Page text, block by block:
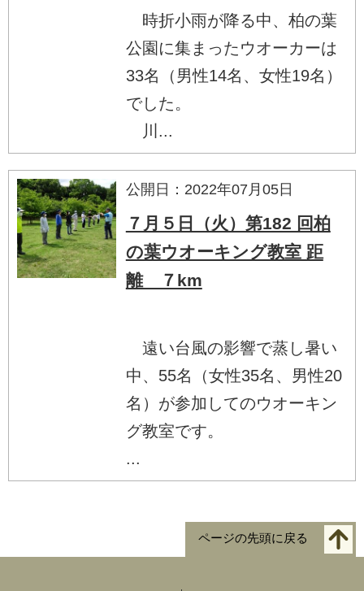
時折小雨が降る中、柏の葉
公園に集まったウオーカーは
33名（男性14名、女性19名）
でした。
川...
公開日：2022年07月05日
７月５日（火）第182 回柏
の葉ウオーキング教室 距
離 ７km
遠い台風の影響で蒸し暑い
中、55名（女性35名、男性20
名）が参加してのウオーキン
グ教室です。
...
ページの先頭に戻る